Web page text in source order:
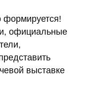
формируется!
официальные
выставке